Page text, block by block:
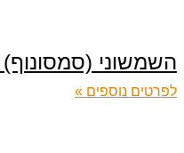
השמשוני
לפרטים נוספים »